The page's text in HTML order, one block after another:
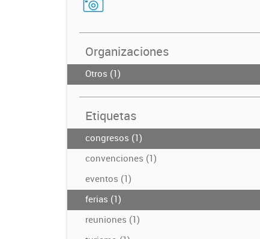
Organizaciones
Otros (1)
Etiquetas
congresos (1)
convenciones (1)
eventos (1)
ferias (1)
reuniones (1)